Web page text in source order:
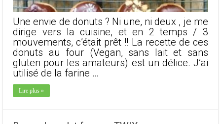
Une envie de donuts ? Ni une, ni deux , je me
dirige vers la cuisine, et en 2 temps / 3
mouvements, c’était prêt !! La recette de ces
donuts au four (Vegan, sans lait et sans
gluten pour les amateurs) est un délice. J’ai
utilisé de la farine …
Lire plus »